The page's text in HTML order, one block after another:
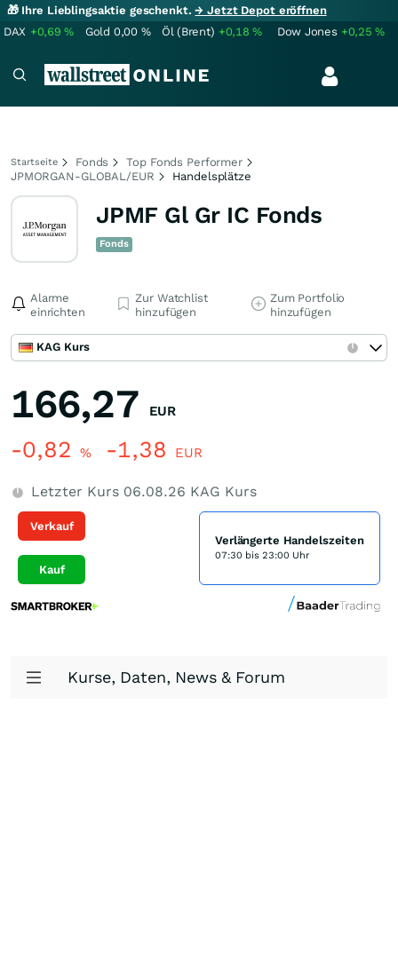
🎁 Ihre Lieblingsaktie geschenkt.→ Jetzt Depot eröffnen
DAX +0,69% Gold 0,00 % Öl (Brent) +0,18% Dow Jones +0,25%
Startseite Fonds
Top Fonds Performer
JPMORGAN-GLOBAL/EUR
Handelsplätze
JPMF Gl Gr IC Fonds
Fonds
Alarme
einrichten
Zur Watchlist
hinzufügen
Zum Portfolio
hinzufügen
KAG Kurs
166,27 EUR
-0,82 % -1,38 EUR
Letzter Kurs 06.08.26 KAG Kurs
Verkauf
Kauf
Verlängerte Handelszeiten
07:30 bis 23:00 Uhr
Kurse, Daten, News & Forum